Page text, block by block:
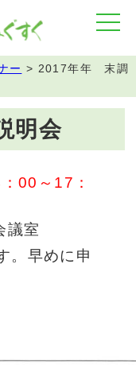
ー > 2017年年 末調
明会
00～17：
議室
。早めに申